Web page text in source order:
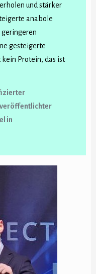
und stärker
anabole
geringeren
gesteigerte
Protein, das ist
veröffentlichter
in